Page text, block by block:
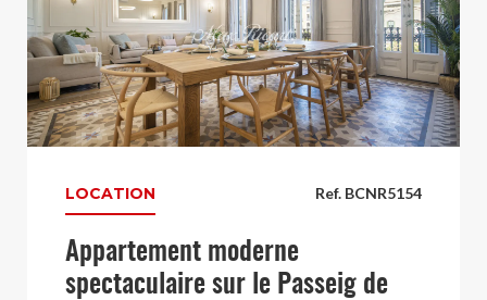
Ref. BCNR5154
LOCATION
Appartement moderne
spectaculaire sur le Passeig de